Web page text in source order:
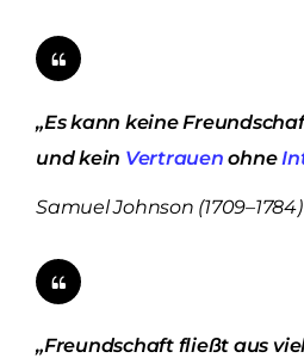
„Es kann keine
und kein Vertrauen ohne
Samuel Johnson (1709–1784)
„Freundschaft fließt aus